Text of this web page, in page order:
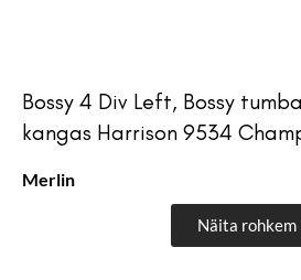
Bossy 4 Div Left, Bossy
kangas Harrison 9534
Merlin
Näita rohkem